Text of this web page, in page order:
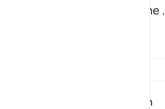
condition of those on the
In the Shade of the Quran